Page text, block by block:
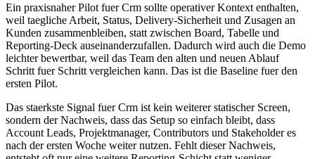
Ein praxisnaher Pilot fuer Crm sollte operativer Kontext enthalten,
weil taegliche Arbeit, Status, Delivery-Sicherheit und Zusagen an
Kunden zusammenbleiben, statt zwischen Board, Tabelle und
Reporting-Deck auseinanderzufallen. Dadurch wird auch die Demo
leichter bewertbar, weil das Team den alten und neuen Ablauf
Schritt fuer Schritt vergleichen kann. Das ist die Baseline fuer den
ersten Pilot.
Das staerkste Signal fuer Crm ist kein weiterer statischer Screen,
sondern der Nachweis, dass das Setup so einfach bleibt, dass
Account Leads, Projektmanager, Contributors und Stakeholder es
nach der ersten Woche weiter nutzen. Fehlt dieser Nachweis,